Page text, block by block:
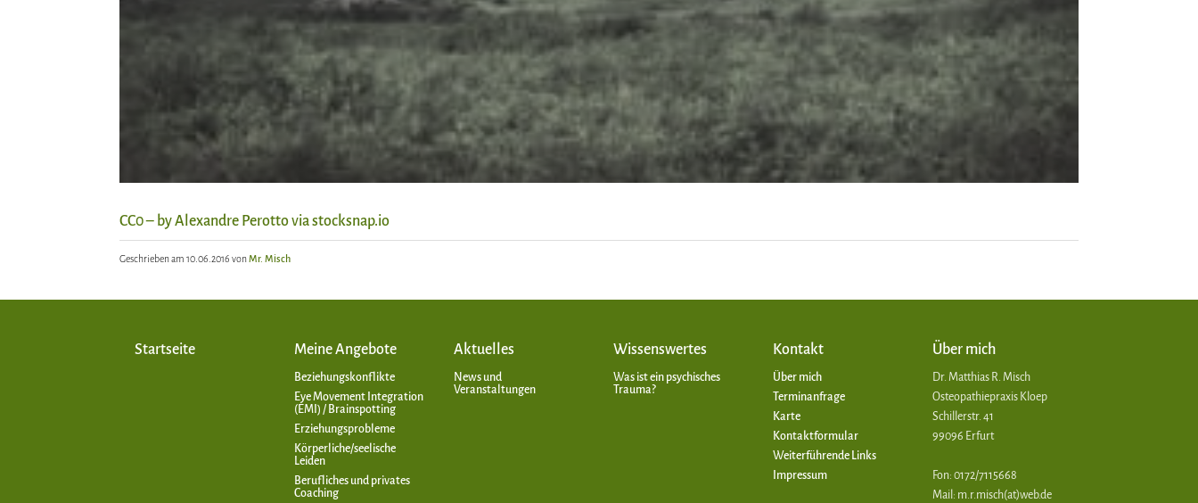
CC0 – by Alexandre Perotto via stocksnap.io
Geschrieben am 10.06.2016 vonMr. Misch
Startseite Meine Angebote
Beziehungs­konflikte
Eye Movement Integration
(EMI) / Brainspotting
Erziehungsprobleme
Körperliche/seelische
Leiden
Berufliches und privates
Coaching
Aktuelles
News und
Veranstaltungen
Wissenswertes
Was ist ein psychisches
Trauma?
Kontakt
Über mich
Terminanfrage
Karte
Kontaktformular
Weiterführende Links
Impressum
Über mich
Dr. Matthias R. Misch
Osteopathiepraxis Kloep
Schillerstr. 41
99096 Erfurt
Fon: 0172/7115668
Mail: m.r.misch(at)web.de